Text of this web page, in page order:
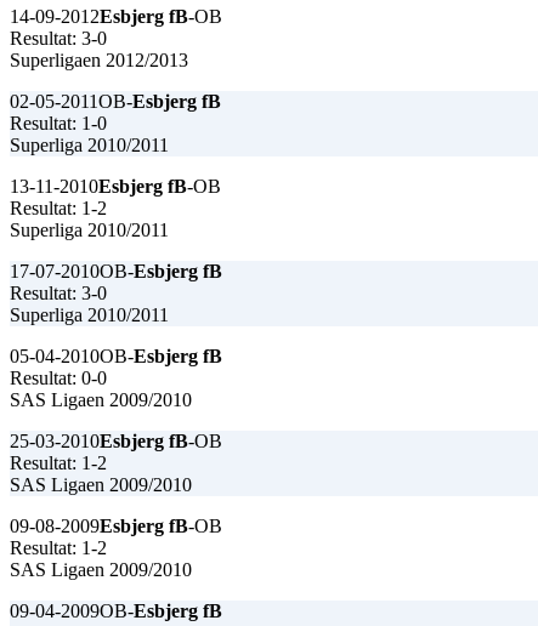
14-09-2012Esbjerg fB-OB
Resultat: 3-0
Superligaen 2012/2013
02-05-2011OB-Esbjerg fB
Resultat: 1-0
Superliga 2010/2011
13-11-2010Esbjerg fB-OB
Resultat: 1-2
Superliga 2010/2011
17-07-2010OB-Esbjerg fB
Resultat: 3-0
Superliga 2010/2011
05-04-2010OB-Esbjerg fB
Resultat: 0-0
SAS Ligaen 2009/2010
25-03-2010Esbjerg fB-OB
Resultat: 1-2
SAS Ligaen 2009/2010
09-08-2009Esbjerg fB-OB
Resultat: 1-2
SAS Ligaen 2009/2010
09-04-2009OB-Esbjerg fB